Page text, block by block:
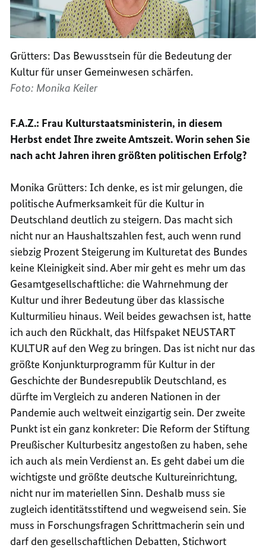
Grütters: Das Bewusstsein für die Bedeutung der
Kultur für unser Gemeinwesen schärfen.
Foto: Monika Keiler
F.A.Z.: Frau Kulturstaatsministerin, in diesem
Herbst endet Ihre zweite Amtszeit. Worin sehen Sie
nach acht Jahren ihren größten politischen Erfolg?
Monika Grütters: Ich denke, es ist mir gelungen, die
politische Aufmerksamkeit für die Kultur in
Deutschland deutlich zu steigern. Das macht sich
nicht nur an Haushaltszahlen fest, auch wenn rund
siebzig Prozent Steigerung im Kulturetat des Bundes
keine Kleinigkeit sind. Aber mir geht es mehr um das
Gesamtgesellschaftliche: die Wahrnehmung der
Kultur und ihrer Bedeutung über das klassische
Kulturmilieu hinaus. Weil beides gewachsen ist, hatte
ich auch den Rückhalt, das Hilfspaket NEUSTART
KULTUR auf den Weg zu bringen. Das ist nicht nur das
größte Konjunkturprogramm für Kultur in der
Geschichte der Bundesrepublik Deutschland, es
dürfte im Vergleich zu anderen Nationen in der
Pandemie auch weltweit einzigartig sein. Der zweite
Punkt ist ein ganz konkreter: Die Reform der Stiftung
Preußischer Kulturbesitz angestoßen zu haben, sehe
ich auch als mein Verdienst an. Es geht dabei um die
wichtigste und größte deutsche Kultureinrichtung,
nicht nur im materiellen Sinn. Deshalb muss sie
zugleich identitätsstiftend und wegweisend sein. Sie
muss in Forschungsfragen Schrittmacherin sein und
darf den gesellschaftlichen Debatten, Stichwort